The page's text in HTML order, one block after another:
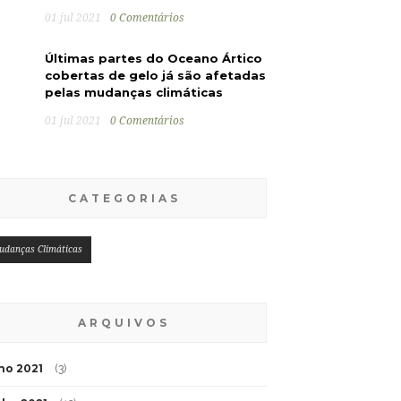
01 jul 2021 0 Comentários
Últimas partes do Oceano Ártico
cobertas de gelo já são afetadas
pelas mudanças climáticas
01 jul 2021 0 Comentários
CATEGORIAS
Climáticas
ARQUIVOS
2021 (3)